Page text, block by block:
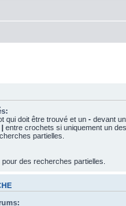
qui doit être trouvé et un - devant
| entre crochets si uniquement un
partielles.
des recherches partielles.